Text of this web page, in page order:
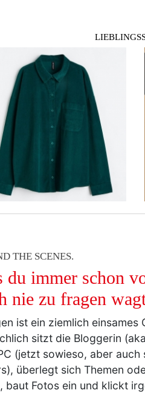
THE SCENES.
du immer schon
nie zu fragen
ist ein ziemlich einsames
sitzt die Bloggerin
(jetzt sowieso, aber
überlegt sich Themen
baut Fotos ein und klickt